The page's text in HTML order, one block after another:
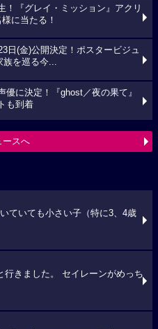
！『グレイ・ミッション』アクリ
に当たる！
日(金)公開決定！ポスタービジュ
を巡る今...
優に決定！『ghost／夜の果て』
も到着
ースへ
ていても小さい子（特に3、4歳
きました。 セイレーンがめっち